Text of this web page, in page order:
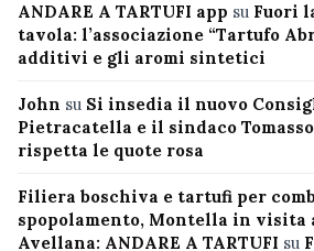
ANDARE A TARTUFI app su Fuori
tavola: l’associazione “Tartufo
additivi e gli aromi sintetici
John su Si insedia il nuovo
Pietracatella e il sindaco
rispetta le quote rosa
Filiera boschiva e tartufi per
spopolamento, Montella in visita
Avellana: ANDARE A TARTUFI su